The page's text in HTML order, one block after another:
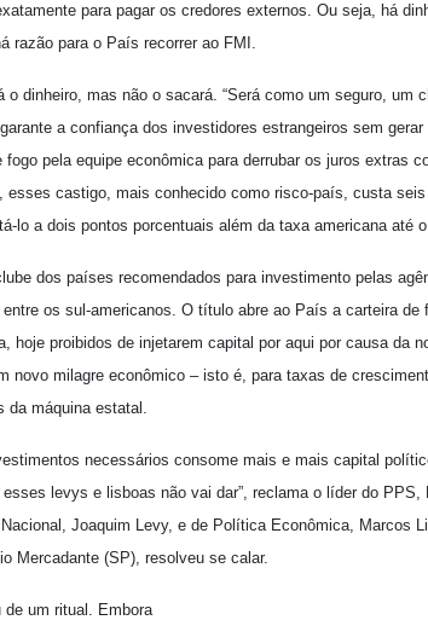
para pagar os credores externos. Ou seja, há
razão para o País recorrer ao FMI.
dinheiro, mas não o sacará. “Será como um seguro, um
a confiança dos investidores estrangeiros sem
pela equipe econômica para derrubar os juros extras
esses castigo, mais conhecido como risco-país, custa
lo a dois pontos porcentuais além da taxa americana até
dos países recomendados para investimento pelas
os sul-americanos. O título abre ao País a carteira de
hoje proibidos de injetarem capital por aqui por causa da
novo milagre econômico – isto é, para taxas de
da máquina estatal.
necessários consome mais e mais capital
levys e lisboas não vai dar”, reclama o líder do PPS,
Joaquim Levy, e de Política Econômica, Marcos
Mercadante (SP), resolveu se calar.
de um ritual. Embora